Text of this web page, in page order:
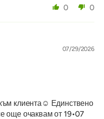
0 0
07/29/2026
клиента☺️ Единствено
още очаквам от 19•07